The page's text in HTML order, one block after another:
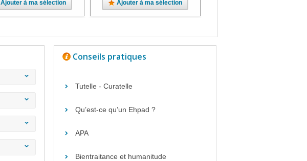
Ajouter à ma sélection Ajouter à ma sélection
Conseils pratiques
Tutelle - Curatelle
Qu’est-ce qu’un Ehpad ?
APA
Bientraitance et humanitude